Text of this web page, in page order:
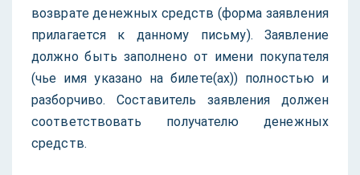
возврате денежных средств (форма заявления
прилагается к данному письму). Заявление
должно быть заполнено от имени покупателя
(чье имя указано на билете(ах)) полностью и
разборчиво. Составитель заявления должен
соответствовать получателю денежных
средств.